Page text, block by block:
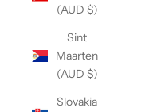
(AUD $)
Sint
Maarten
(AUD $)
Slovakia